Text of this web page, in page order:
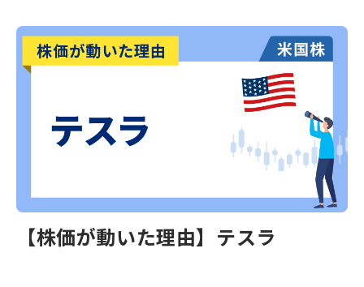
【株価が動いた理由】テスラ